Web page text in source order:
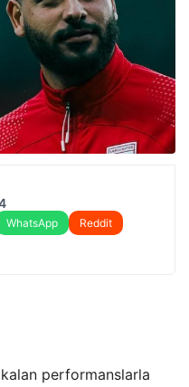
WhatsApp
Reddit
performanslarla